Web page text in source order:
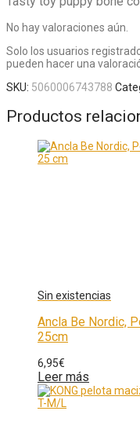
No hay valoraciones aún.
Solo los usuarios
pueden hacer una
SKU: 5060006743788
Productos
Ancla Be Nordic,
25cm
6,95€
Leer más